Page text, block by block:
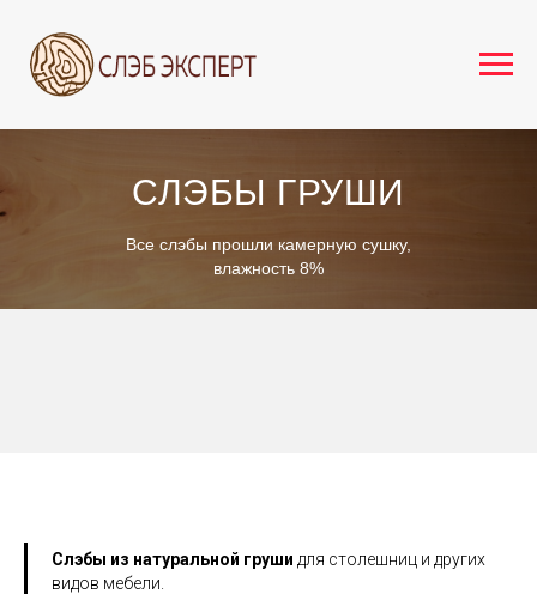
СЛЭБЫ ГРУШИ
Все слэбы прошли камерную сушку,
влажность 8%
Слэбы из натуральной груши для столешниц и других
видов мебели.